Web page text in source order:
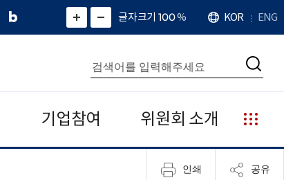
네
그
)
화
면
면
소
확
대
치
글자크기 100%
언
어
KOR ENG
통
합
검
색
검
기업참여 위원회 소개
누
리
집
인쇄 공유